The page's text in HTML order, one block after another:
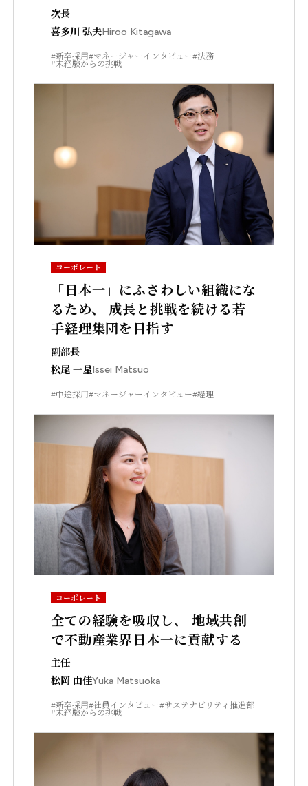
次長
喜多川 弘夫Hiroo Kitagawa
#新卒採用#マネージャーインタビュー#法務
#未経験からの挑戦
コーポレート
「日本一」にふさわしい組織にな
るため、 成長と挑戦を続ける若
手経理集団を目指す
副部長
松尾 一星Issei Matsuo
#中途採用#マネージャーインタビュー#経理
コーポレート
全ての経験を吸収し、 地域共創
で不動産業界日本一に貢献する
主任
松岡 由佳Yuka Matsuoka
#新卒採用#社員インタビュー#サステナビリティ推進部
#未経験からの挑戦